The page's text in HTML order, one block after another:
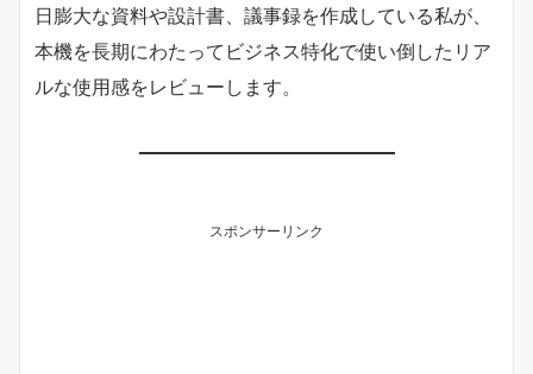
日膨大な資料や設計書、議事録を作成している私が、
本機を長期にわたってビジネス特化で使い倒したリア
ルな使用感をレビューします。
スポンサーリンク